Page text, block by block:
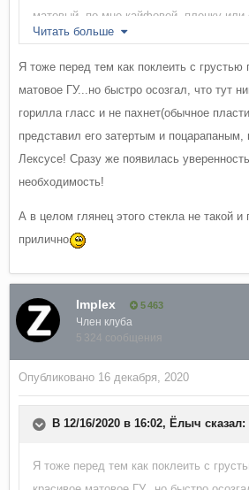
матовый, по мне кайфовей, пленку или
намутить.
Читать больше
Я тоже перед тем как поклеить с грустью
матовое ГУ...но быстро осозгал, что тут
горилла гласс и не пахнет(обычное
представил его затертым и поцарапаным,
Лексусе! Сразу же появилась
необходимость!
А в целом глянец этого стекла не такой и
прилично
Implex 5 463
Член клуба
5 324 сообщения
Опубликовано 16 декабря, 2020
В 12/16/2020 в 16:02, Ёлыч сказал:
Я тоже перед тем как поклеить с